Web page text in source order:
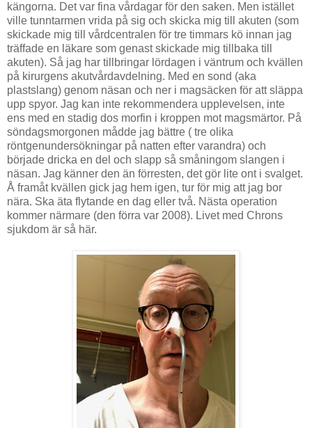
kängorna. Det var fina vårdagar för den saken. Men istället
ville tunntarmen vrida på sig och skicka mig till akuten (som
skickade mig till vårdcentralen för tre timmars kö innan jag
träffade en läkare som genast skickade mig tillbaka till
akuten). Så jag har tillbringar lördagen i väntrum och kvällen
på kirurgens akutvårdavdelning. Med en sond (aka
plastslang) genom näsan och ner i magsäcken för att släppa
upp spyor. Jag kan inte rekommendera upplevelsen, inte
ens med en stadig dos morfin i kroppen mot magsmärtor. På
söndagsmorgonen mådde jag bättre ( tre olika
röntgenundersökningar på natten efter varandra) och
började dricka en del och slapp så småningom slangen i
näsan. Jag känner den än förresten, det gör lite ont i svalget.
Å framåt kvällen gick jag hem igen, tur för mig att jag bor
nära. Ska äta flytande en dag eller två. Nästa operation
kommer närmare (den förra var 2008). Livet med Chrons
sjukdom är så här.